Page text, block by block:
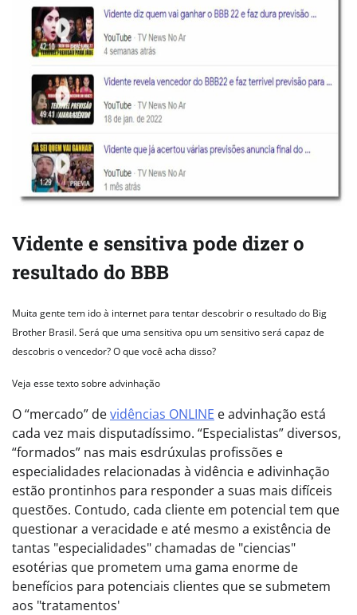
Vidente e sensitiva pode dizer o
resultado do BBB
Muita gente tem ido à internet para tentar descobrir o resultado do Big
Brother Brasil. Será que uma sensitiva opu um sensitivo será capaz de
descobris o vencedor? O que você acha disso?
Veja esse texto sobre advinhação
O “mercado” devidências ONLINE e advinhação está
cada vez mais disputadíssimo. “Especialistas” diversos,
“formados” nas mais esdrúxulas profissões e
especialidades relacionadas à vidência e adivinhação
estão prontinhos para responder a suas mais difíceis
questões. Contudo, cada cliente em potencial tem que
questionar a veracidade e até mesmo a existência de
tantas "especialidades" chamadas de "ciencias"
esotérias que prometem uma gama enorme de
benefícios para potenciais clientes que se submetem
aos "tratamentos'